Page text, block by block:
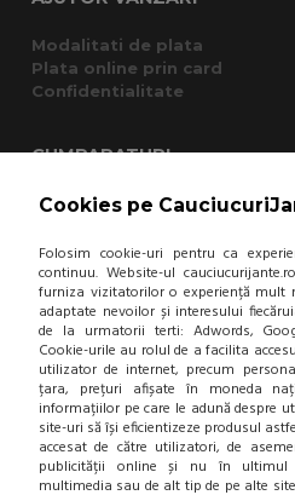
Cookies pe
Folosim cookie-uri pentru ca
continuu. Website-ul
furniza vizitatorilor o experiență mult
adaptate nevoilor și interesului
de la urmatorii terti: Adwords,
Cookie-urile au rolul de a facilita
utilizator de internet, precum
țara, prețuri afișate în moneda
informațiilor pe care le adună despre
site-uri să își eficientizeze produsul
accesat de către utilizatori, de
publicității online și nu în
multimedia sau de alt tip de pe alte
Modalitati de plata
Plata online prin card
Confidentialitate
CUMPARATURI
Termeni si conditii
Garantie si returnare
Mod de livrare
Protectia consumatorului -
Panou de control GDPR
DESPRE NOI
Contact
Home
Locatie punct de lucru